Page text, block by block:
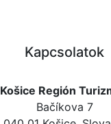
Kapcsolatok
Košice Región
Bačíkova 7